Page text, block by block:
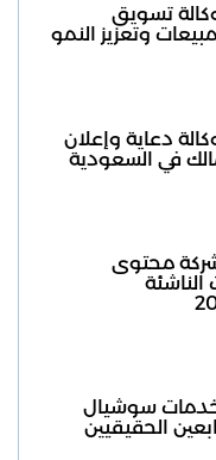
تسويق
وتعزيز النمو
دعاية وإعلان
في السعودية
محتوى
خدمات سوشيال
الحقيقيين